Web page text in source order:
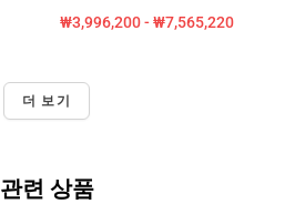
₩3,996,200 - ₩7,565,220
더 보기
관련 상품